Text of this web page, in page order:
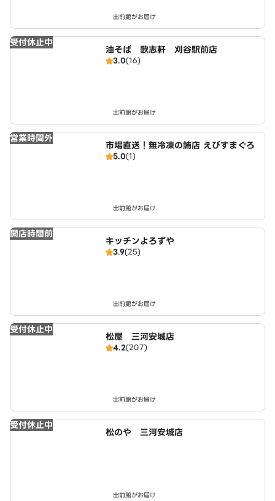
出前館がお届け
受付休止中
油そば 歌志軒 刈谷駅前店
3.0(16)
出前館がお届け
営業時間外
市場直送！無冷凍の鮪店 えびすまぐろ
5.0(1)
出前館がお届け
開店時間前
キッチンよろずや
3.9(25)
出前館がお届け
受付休止中
松屋 三河安城店
4.2(207)
出前館がお届け
受付休止中
松のや 三河安城店
出前館がお届け